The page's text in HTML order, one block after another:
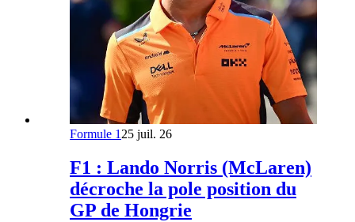
Formule 125 juil. 26
F1 : Lando Norris (McLaren)
décroche la pole position du
GP de Hongrie